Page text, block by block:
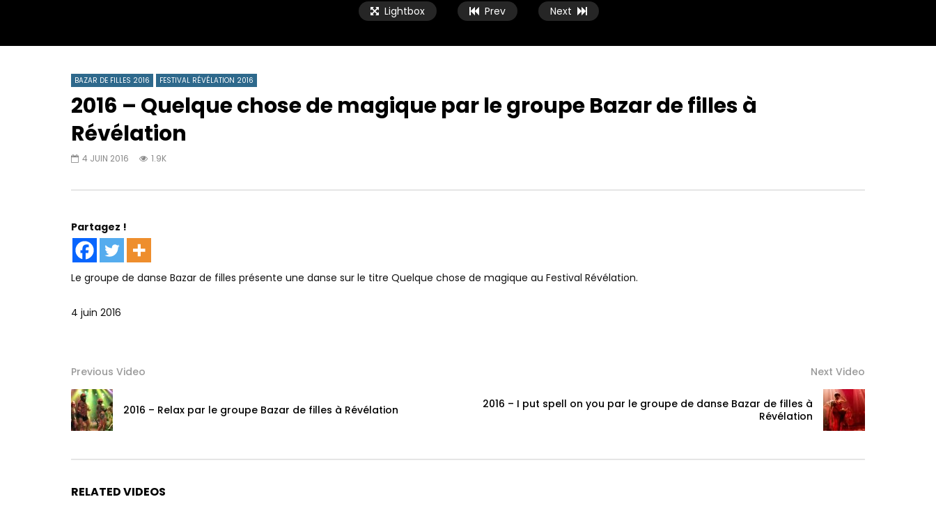
Lightbox Prev Next
BAZAR DE FILLES 2016 FESTIVAL RÉVÉLATION 2016
2016 – Quelque chose de magique par le groupe Bazar de filles à
Révélation
4 JUIN 2016 1.9K
Partagez !
Le groupe de danse Bazar de filles présente une danse sur le titre Quelque chose de magique au Festival Révélation.
4 juin 2016
Previous Video
2016 – Relax par le groupe Bazar de filles à Révélation
Next Video
2016 – I put spell on you par le groupe de danse Bazar de filles à
Révélation
RELATED VIDEOS